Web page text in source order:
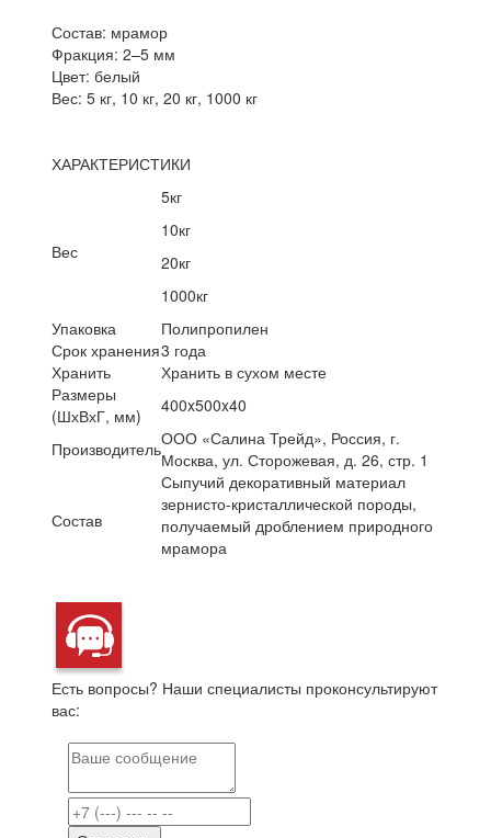
Состав: мрамор
Фракция: 2–5 мм
Цвет: белый
Вес: 5 кг, 10 кг, 20 кг, 1000 кг
ХАРАКТЕРИСТИКИ
Вес
5кг
10кг
20кг
1000кг
Упаковка
Полипропилен
Срок хранения3 года
Хранить
Хранить в сухом месте
Размеры
(ШхВхГ, мм)
400x500x40
ПроизводительООО «Салина Трейд», Россия, г.
Москва, ул. Сторожевая, д. 26, стр. 1
Состав
Сыпучий декоративный материал
зернисто-кристаллической породы,
получаемый дроблением природного
мрамора
Есть вопросы? Наши специалисты проконсультируют
вас: